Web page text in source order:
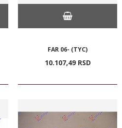
FAR 06- (TYC)
10.107,49 RSD